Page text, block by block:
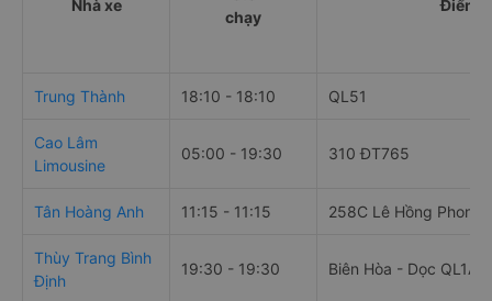
chạy
Trung Thành
Cao Lâm
Tân Hoàng Anh